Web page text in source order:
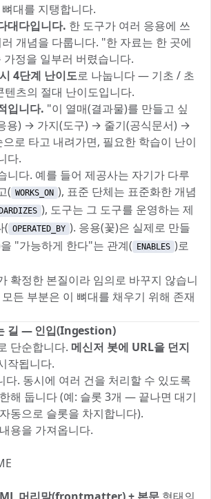
대를 지탱합니다.
대다입니다. 한 도구가 여러 응용에 쓰
개념을 다룹니다. "한 자료는 한 곳에
정을 일부러 버렸습니다.
4단계 난이도로 나눕니다 — 기초 / 초
츠의 절대 난이도입니다.
입니다. "이 열매(결과물)를 만들고 싶
용) → 가지(도구) → 줄기(공식문서) →
로 타고 내려가면, 필요한 학습이 난이
다.
니다. 예를 들어 제공사는 자기가 다루
( WORKS_ON ), 표준 단체는 표준화한 개념
), 도구는 그 도구를 운영하는 제
( OPERATED_BY ). 응용(꽃)은 실제로 만들
"가능하게 한다"는 관계( ENABLES )로
확정한 본질이라 임의로 바꾸지 않습니
든 부분은 이 뼈대를 채우기 위해 존재
길 — 인입(Ingestion)
단순합니다. 메신저 봇에 URL을 던지
작됩니다.
다. 동시에 여러 건을 처리할 수 있도록
해 둡니다 (예: 슬롯 3개 — 끝나면 대기
동으로 슬롯을 차지합니다).
용을 가져옵니다.
머리말(frontmatter) + 본문 형태의